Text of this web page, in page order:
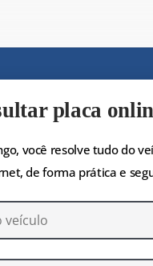
placa
você resolve tudo do
de forma prática e